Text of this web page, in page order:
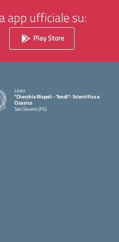
app ufficiale su:
Play Store
Liceo
"Checchia Rispoli - Tondi"- Scientifico e
Classico
San Severo (FG)